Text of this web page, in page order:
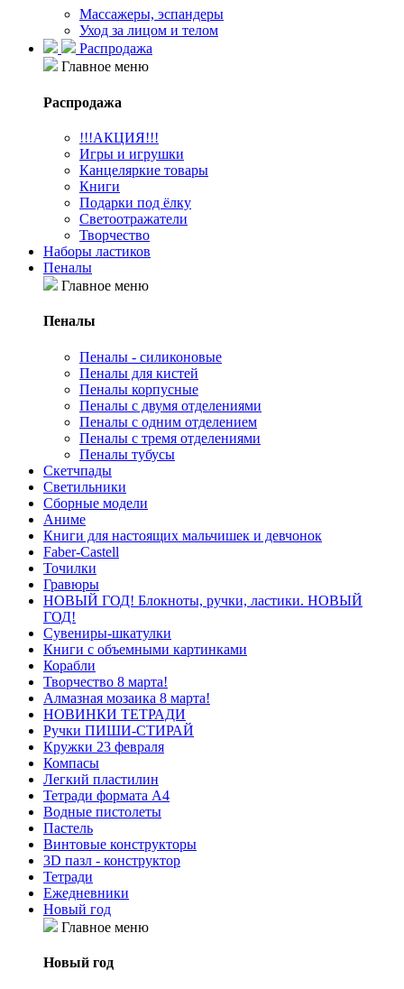
Массажеры, эспандеры
Уход за лицом и телом
Распродажа
Главное меню
Распродажа
!!!АКЦИЯ!!!
Игры и игрушки
Канцеляркие товары
Книги
Подарки под ёлку
Светоотражатели
Творчество
Наборы ластиков
Пеналы
Главное меню
Пеналы
Пеналы - силиконовые
Пеналы для кистей
Пеналы корпусные
Пеналы с двумя отделениями
Пеналы с одним отделением
Пеналы с тремя отделениями
Пеналы тубусы
Скетчпады
Светильники
Сборные модели
Аниме
Книги для настоящих мальчишек и девчонок
Faber-Castell
Точилки
Гравюры
НОВЫЙ ГОД! Блокноты, ручки, ластики. НОВЫЙ
ГОД!
Сувениры-шкатулки
Книги с объемными картинками
Корабли
Творчество 8 марта!
Алмазная мозаика 8 марта!
НОВИНКИ ТЕТРАДИ
Ручки ПИШИ-СТИРАЙ
Кружки 23 февраля
Компасы
Легкий пластилин
Тетради формата А4
Водные пистолеты
Пастель
Винтовые конструкторы
3D пазл - конструктор
Тетради
Ежедневники
Новый год
Главное меню
Новый год